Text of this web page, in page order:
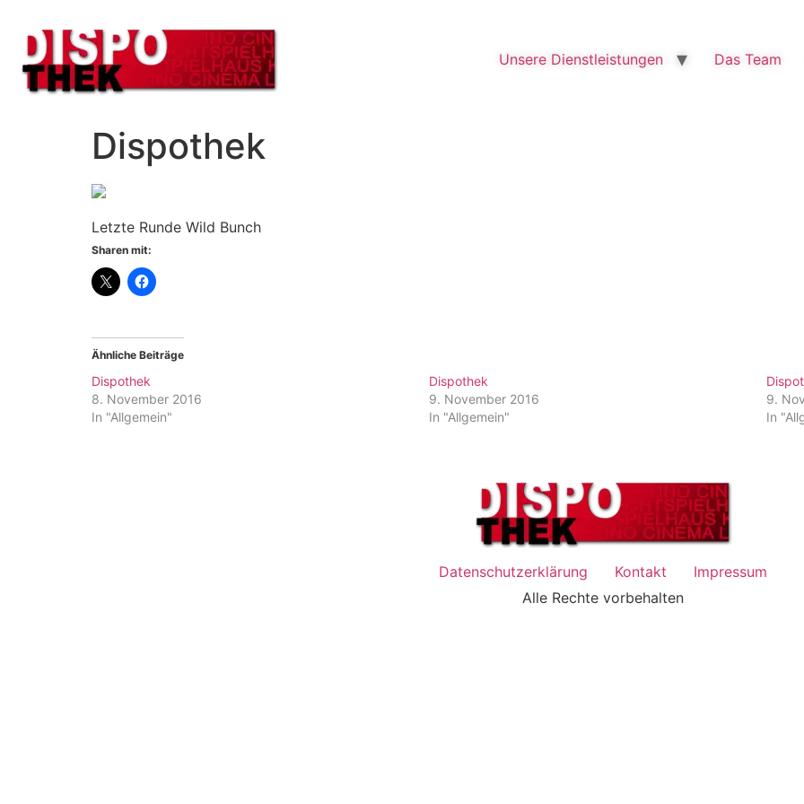
Unsere Dienstleistungen Das Team
Dispothek
Letzte Runde Wild Bunch
Sharen mit:
Ähnliche Beiträge
Dispothek
8. November 2016
In "Allgemein"
Dispothek
9. November 2016
In "Allgemein"
9.
In
Datenschutzerklärung Kontakt
Impressum
Alle Rechte vorbehalten